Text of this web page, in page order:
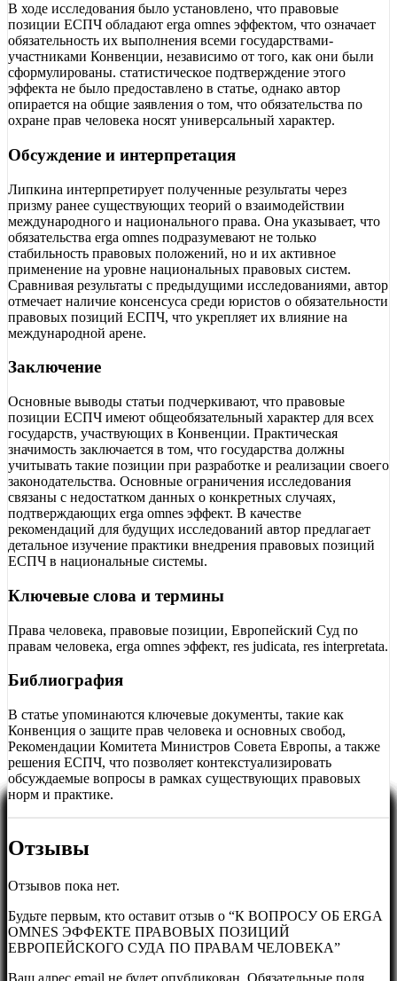
В ходе исследования было установлено, что правовые
позиции ЕСПЧ обладают erga omnes эффектом, что означает
обязательность их выполнения всеми государствами-
участниками Конвенции, независимо от того, как они были
сформулированы. статистическое подтверждение этого
эффекта не было предоставлено в статье, однако автор
опирается на общие заявления о том, что обязательства по
охране прав человека носят универсальный характер.
Обсуждение и интерпретация
Липкина интерпретирует полученные результаты через
призму ранее существующих теорий о взаимодействии
международного и национального права. Она указывает, что
обязательства erga omnes подразумевают не только
стабильность правовых положений, но и их активное
применение на уровне национальных правовых систем.
Сравнивая результаты с предыдущими исследованиями, автор
отмечает наличие консенсуса среди юристов о обязательности
правовых позиций ЕСПЧ, что укрепляет их влияние на
международной арене.
Заключение
Основные выводы статьи подчеркивают, что правовые
позиции ЕСПЧ имеют общеобязательный характер для всех
государств, участвующих в Конвенции. Практическая
значимость заключается в том, что государства должны
учитывать такие позиции при разработке и реализации своего
законодательства. Основные ограничения исследования
связаны с недостатком данных о конкретных случаях,
подтверждающих erga omnes эффект. В качестве
рекомендаций для будущих исследований автор предлагает
детальное изучение практики внедрения правовых позиций
ЕСПЧ в национальные системы.
Ключевые слова и термины
Права человека, правовые позиции, Европейский Суд по
правам человека, erga omnes эффект, res judicata, res interpretata.
Библиография
В статье упоминаются ключевые документы, такие как
Конвенция о защите прав человека и основных свобод,
Рекомендации Комитета Министров Совета Европы, а также
решения ЕСПЧ, что позволяет контекстуализировать
обсуждаемые вопросы в рамках существующих правовых
норм и практике.
Отзывы
Отзывов пока нет.
Будьте первым, кто оставит отзыв о “К ВОПРОСУ ОБ ERGA
OMNES ЭФФЕКТЕ ПРАВОВЫХ ПОЗИЦИЙ
ЕВРОПЕЙСКОГО СУДА ПО ПРАВАМ ЧЕЛОВЕКА”
Ваш адрес email не будет опубликован. Обязательные поля